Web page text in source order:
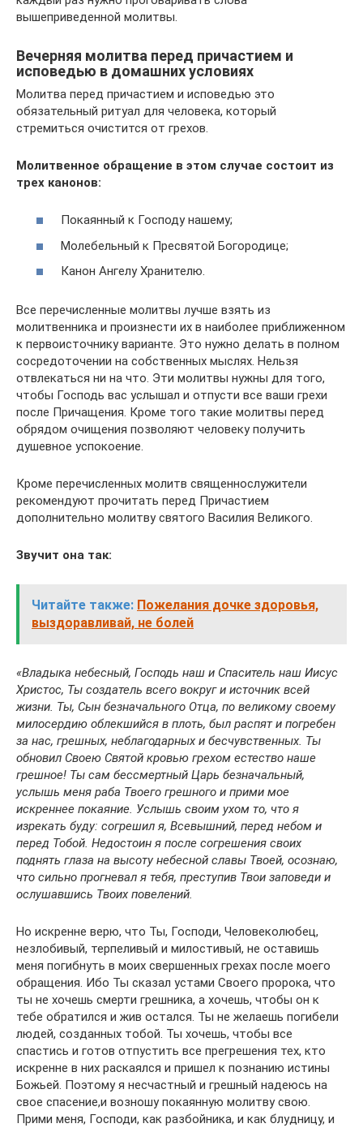
вышеприведенной молитвы.
Вечерняя молитва перед причастием и
исповедью в домашних условиях
Молитва перед причастием и исповедью это
обязательный ритуал для человека, который
стремиться очистится от грехов.
Молитвенное обращение в этом случае состоит из
трех канонов:
Покаянный к Господу нашему;
Молебельный к Пресвятой Богородице;
Канон Ангелу Хранителю.
Все перечисленные молитвы лучше взять из
молитвенника и произнести их в наиболее приближенном
к первоисточнику варианте. Это нужно делать в полном
сосредоточении на собственных мыслях. Нельзя
отвлекаться ни на что. Эти молитвы нужны для того,
чтобы Господь вас услышал и отпусти все ваши грехи
после Причащения. Кроме того такие молитвы перед
обрядом очищения позволяют человеку получить
душевное успокоение.
Кроме перечисленных молитв священнослужители
рекомендуют прочитать перед Причастием
дополнительно молитву святого Василия Великого.
Звучит она так:
Читайте также: Пожелания дочке здоровья,
выздоравливай, не болей
«Владыка небесный, Господь наш и Спаситель наш Иисус
Христос, Ты создатель всего вокруг и источник всей
жизни. Ты, Сын безначального Отца, по великому своему
милосердию облекшийся в плоть, был распят и погребен
за нас, грешных, неблагодарных и бесчувственных. Ты
обновил Своею Святой кровью грехом естество наше
грешное! Ты сам бессмертный Царь безначальный,
услышь меня раба Твоего грешного и прими мое
искреннее покаяние. Услышь своим ухом то, что я
изрекать буду: согрешил я, Всевышний, перед небом и
перед Тобой. Недостоин я после согрешения своих
поднять глаза на высоту небесной славы Твоей, осознаю,
что сильно прогневал я тебя, преступив Твои заповеди и
ослушавшись Твоих повелений.
Но искренне верю, что Ты, Господи, Человеколюбец,
незлобивый, терпеливый и милостивый, не оставишь
меня погибнуть в моих свершенных грехах после моего
обращения. Ибо Ты сказал устами Своего пророка, что
ты не хочешь смерти грешника, а хочешь, чтобы он к
тебе обратился и жив остался. Ты не желаешь погибели
людей, созданных тобой. Ты хочешь, чтобы все
спастись и готов отпустить все прегрешения тех, кто
искренне в них раскаялся и пришел к познанию истины
Божьей. Поэтому я несчастный и грешный надеюсь на
свое спасение,и возношу покаянную молитву свою.
Прими меня, Господи, как разбойника, и как блудницу, и